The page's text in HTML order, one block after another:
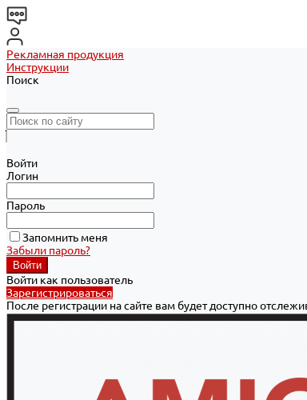
Рекламная продукция
Инструкции
Поиск
Войти
Логин
Пароль
Запомнить меня
Забыли пароль?
Войти как пользователь
Зарегистрироваться
После регистрации на сайте вам будет доступно